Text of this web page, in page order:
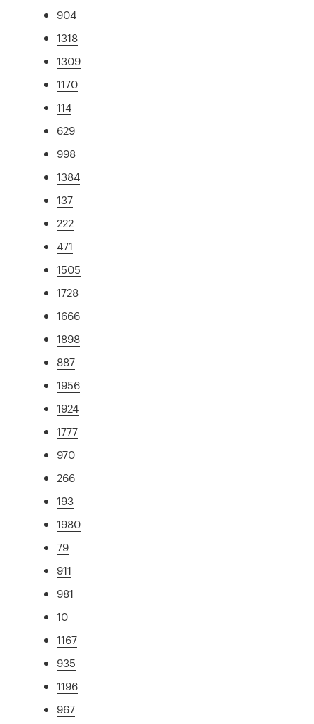
904
1318
1309
1170
114
629
998
1384
137
222
471
1505
1728
1666
1898
887
1956
1924
1777
970
266
193
1980
79
911
981
10
1167
935
1196
967